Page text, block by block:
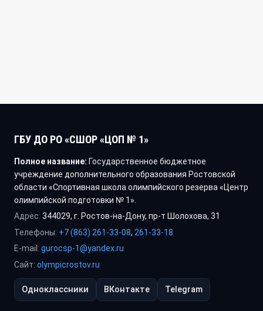
ГБУ ДО РО «СШОР «ЦОП № 1»
Полное название: Государственное бюджетное
учреждение дополнительного образования Ростовской
области «Спортивная школа олимпийского резерва «Центр
олимпийской подготовки № 1».
Адрес: 344029, г. Ростов-на-Дону, пр-т Шолохова, 31
Телефоны: +7 (863) 261-33-08, 261-33-18
E-mail: gurocsp-1@yandex.ru
Сайт: olympicrostov.ru
Одноклассники ВКонтакте Telegram